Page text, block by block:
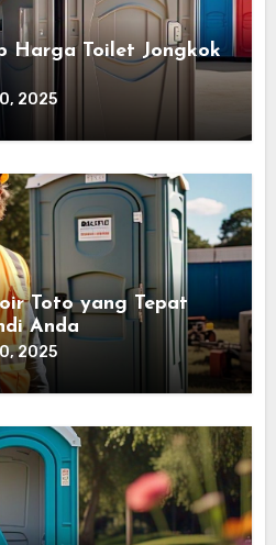
Harga Toilet Jongkok
2025
Toto yang Tepat
Anda
2025